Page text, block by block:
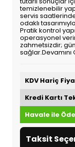
temizlenebilir
servis
odaklı
Pratik kontrol
operasyonel
zahmetsizdir;
sağlar.
KDV Hariç
Kredi Kartı
Havale ile
Taksit